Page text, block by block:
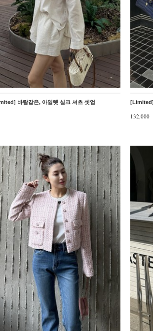
바람같은, 아일렛 실크 셔츠 셋업 [Limited]
132,000